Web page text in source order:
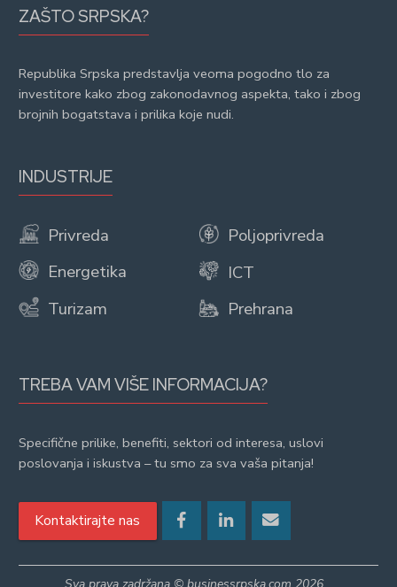
ZAŠTO SRPSKA?
Republika Srpska predstavlja veoma pogodno tlo za
investitore kako zbog zakonodavnog aspekta, tako i zbog
brojnih bogatstava i prilika koje nudi.
INDUSTRIJE
Privreda
Energetika
Turizam
Poljoprivreda
ICT
Prehrana
TREBA VAM VIŠE INFORMACIJA?
Specifične prilike, benefiti, sektori od interesa, uslovi
poslovanja i iskustva – tu smo za sva vaša pitanja!
Kontaktirajte nas
Sva prava zadržana © businessrpska.com 2026